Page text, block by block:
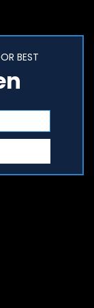
BEST